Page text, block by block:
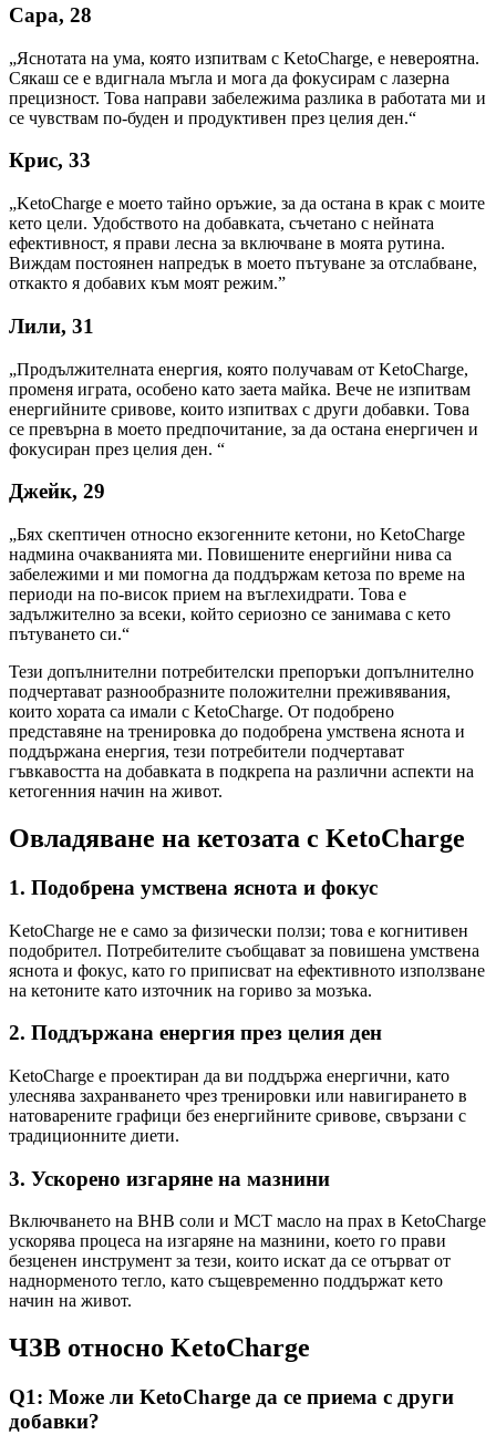
Сара, 28
„Яснотата на ума, която изпитвам с KetoCharge, е невероятна.
Сякаш се е вдигнала мъгла и мога да фокусирам с лазерна
прецизност. Това направи забележима разлика в работата ми и
се чувствам по-буден и продуктивен през целия ден.“
Крис, 33
„KetoCharge е моето тайно оръжие, за да остана в крак с моите
кето цели. Удобството на добавката, съчетано с нейната
ефективност, я прави лесна за включване в моята рутина.
Виждам постоянен напредък в моето пътуване за отслабване,
откакто я добавих към моят режим.”
Лили, 31
„Продължителната енергия, която получавам от KetoCharge,
променя играта, особено като заета майка. Вече не изпитвам
енергийните сривове, които изпитвах с други добавки. Това
се превърна в моето предпочитание, за да остана енергичен и
фокусиран през целия ден. “
Джейк, 29
„Бях скептичен относно екзогенните кетони, но KetoCharge
надмина очакванията ми. Повишените енергийни нива са
забележими и ми помогна да поддържам кетоза по време на
периоди на по-висок прием на въглехидрати. Това е
задължително за всеки, който сериозно се занимава с кето
пътуването си.“
Тези допълнителни потребителски препоръки допълнително
подчертават разнообразните положителни преживявания,
които хората са имали с KetoCharge. От подобрено
представяне на тренировка до подобрена умствена яснота и
поддържана енергия, тези потребители подчертават
гъвкавостта на добавката в подкрепа на различни аспекти на
кетогенния начин на живот.
Овладяване на кетозата с KetoCharge
1. Подобрена умствена яснота и фокус
KetoCharge не е само за физически ползи; това е когнитивен
подобрител. Потребителите съобщават за повишена умствена
яснота и фокус, като го приписват на ефективното използване
на кетоните като източник на гориво за мозъка.
2. Поддържана енергия през целия ден
KetoCharge е проектиран да ви поддържа енергични, като
улеснява захранването чрез тренировки или навигирането в
натоварените графици без енергийните сривове, свързани с
традиционните диети.
3. Ускорено изгаряне на мазнини
Включването на BHB соли и MCT масло на прах в KetoCharge
ускорява процеса на изгаряне на мазнини, което го прави
безценен инструмент за тези, които искат да се отърват от
наднорменото тегло, като същевременно поддържат кето
начин на живот.
ЧЗВ относно KetoCharge
Q1: Може ли KetoCharge да се приема с други
добавки?